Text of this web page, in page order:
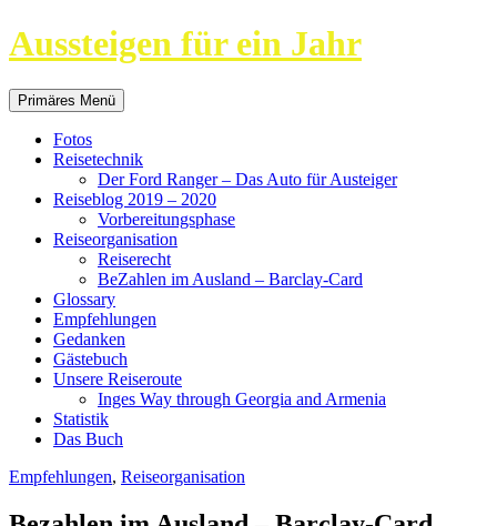
Aussteigen für ein Jahr
Suchen
Primäres Menü Springe
zum
Fotos
Reisetechnik
Der Ford Ranger – Das Auto für Austeiger
Reiseblog 2019 – 2020
Vorbereitungsphase
Reiseorganisation
Reiserecht
BeZahlen im Ausland – Barclay-Card
Glossary
Empfehlungen
Gedanken
Gästebuch
Unsere Reiseroute
Inges Way through Georgia and Armenia
Statistik
Das Buch
Empfehlungen, Reiseorganisation